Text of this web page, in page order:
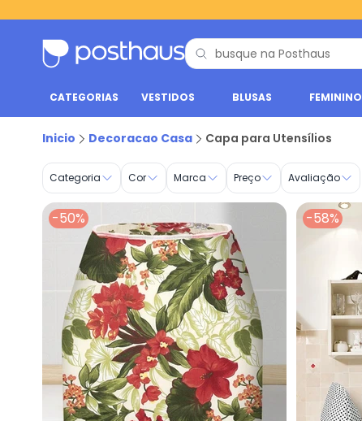
CATEGORIAS VESTIDOS BLUSAS FEMININO
Inicio Decoracao Casa Capa para Utensílios
Categoria Cor Marca Preço Avaliação
-50% -58%